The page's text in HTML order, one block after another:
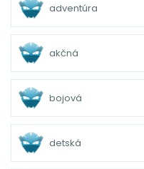
adventúra
akčná
bojová
detská